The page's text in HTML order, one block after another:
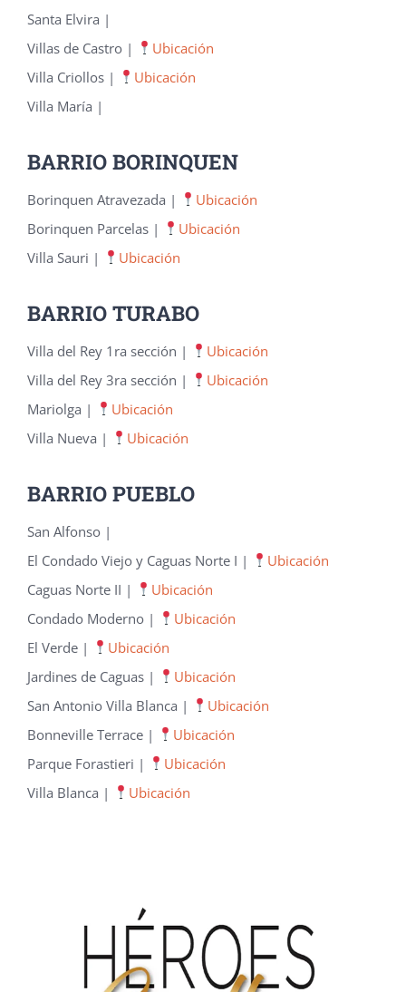
Santa Elvira |
Villas de Castro |
Ubicación
Villa Criollos |
Ubicación
Villa María |
BARRIO BORINQUEN
Borinquen Atravezada |
Ubicación
Borinquen Parcelas |
Ubicación
Villa Sauri |
Ubicación
BARRIO TURABO
Villa del Rey 1ra sección |
Ubicación
Villa del Rey 3ra sección |
Ubicación
Mariolga |
Ubicación
Villa Nueva |
Ubicación
BARRIO PUEBLO
San Alfonso |
El Condado Viejo y Caguas Norte I |
Ubicación
Caguas Norte II |
Ubicación
Condado Moderno |
Ubicación
El Verde |
Ubicación
Jardines de Caguas |
Ubicación
San Antonio Villa Blanca |
Ubicación
Bonneville Terrace |
Ubicación
Parque Forastieri |
Ubicación
Villa Blanca |
Ubicación